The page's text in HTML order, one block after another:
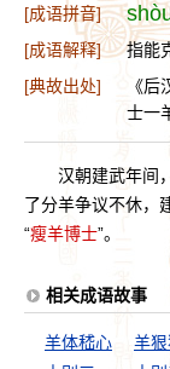
[成语拼音]
[成语解释]
指能
[典故出处]
《
士一
汉朝建武年间
了分羊争议不休，
“瘦羊博士”。
相关成语故事
羊体嵇心 羊